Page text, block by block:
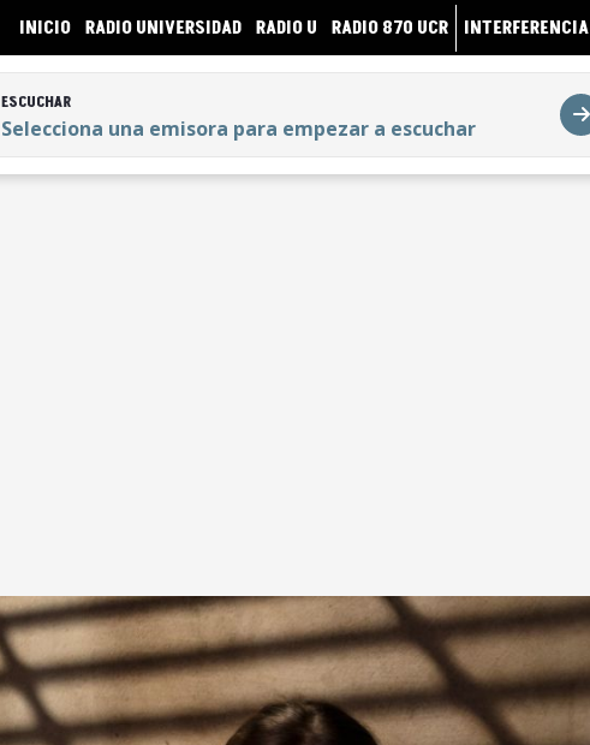
INICIO RADIO UNIVERSIDAD RADIO U RADIO 870 UCR INTERFERENCIA
ESCUCHAR
Selecciona una emisora para empezar a escuchar
Selecciona una emisora para empezar a escuchar